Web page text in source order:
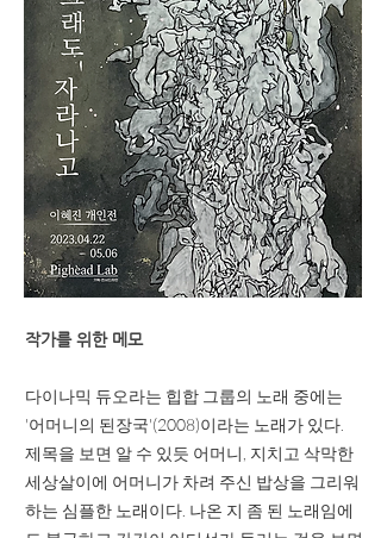
작가를 위한 메모
다이나믹 듀오라는 힙합 그룹의 노래 중에는
'어머니의 된장국'(2008)이라는 노래가 있다.
제목을 보면 알 수 있듯 어머니, 지치고 삭막한
세상살이에 어머니가 차려 주신 밥상을 그리워
하는 심플한 노래이다. 나온 지 좀 된 노래임에